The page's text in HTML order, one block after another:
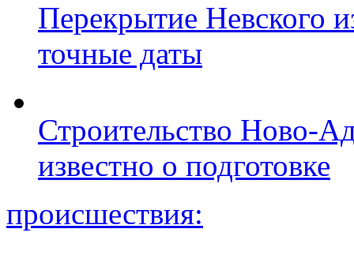
Перекрытие Невского
точные даты
Строительство Ново-
известно о подготовке
происшествия: